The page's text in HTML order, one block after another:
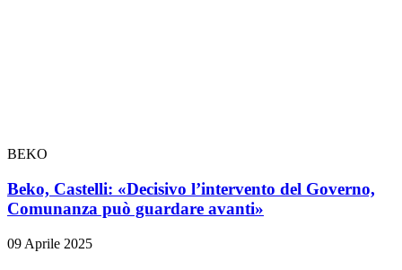
BEKO
Beko, Castelli: «Decisivo l’intervento del Governo,
Comunanza può guardare avanti»
09 Aprile 2025